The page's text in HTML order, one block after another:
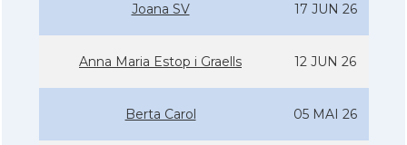
Joana SV 17 JUN 26
Anna Maria Estop i Graells 12 JUN 26
Berta Carol 05 MAI 26